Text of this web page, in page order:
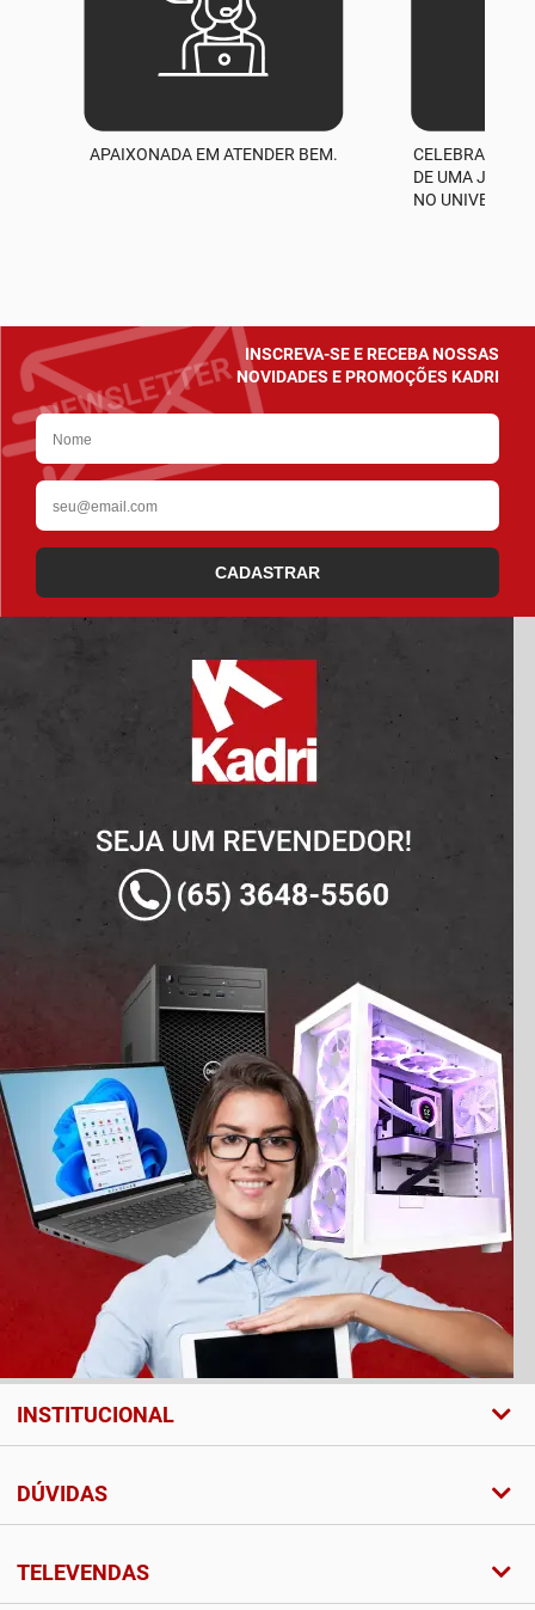
APAIXONADA EM ATENDER BEM.
CELEBRAMOS
DE UMA
NO UNIVERSO
INSCREVA-SE E RECEBA NOSSAS
NOVIDADES E PROMOÇÕES KADRI
CADASTRAR
INSTITUCIONAL
DÚVIDAS
TELEVENDAS